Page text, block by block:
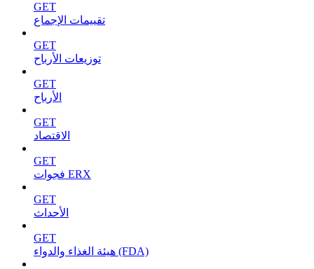
GET
تقييمات الإجماع
GET
توزيعات الأرباح
GET
الأرباح
GET
الاقتصاد
GET
فجوات ERX
GET
الأحداث
GET
هيئة الغذاء والدواء (FDA)